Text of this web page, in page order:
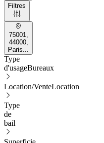
Filtres
75001,
44000,
Paris...
Type
d'usageBureaux
Location/VenteLocation
Type
de
bail